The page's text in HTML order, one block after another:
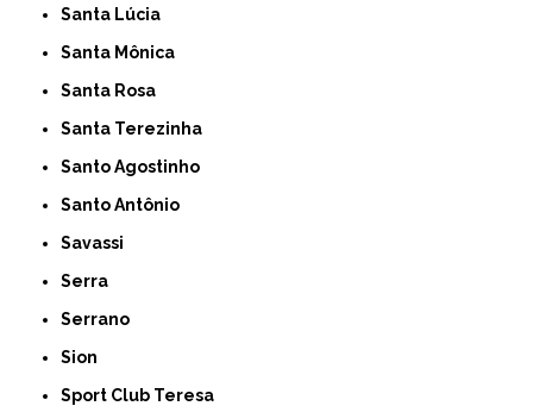
Santa Lúcia
Santa Mônica
Santa Rosa
Santa Terezinha
Santo Agostinho
Santo Antônio
Savassi
Serra
Serrano
Sion
Sport Club Teresa